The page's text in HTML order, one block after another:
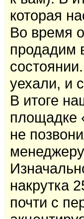
которая
Во время
продадим
уехали, и
В итоге
площадке
не
накрутка
почти с